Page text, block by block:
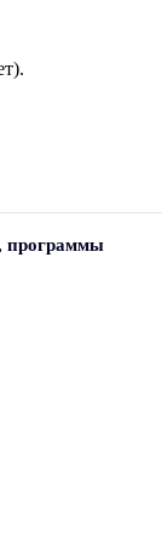
программы